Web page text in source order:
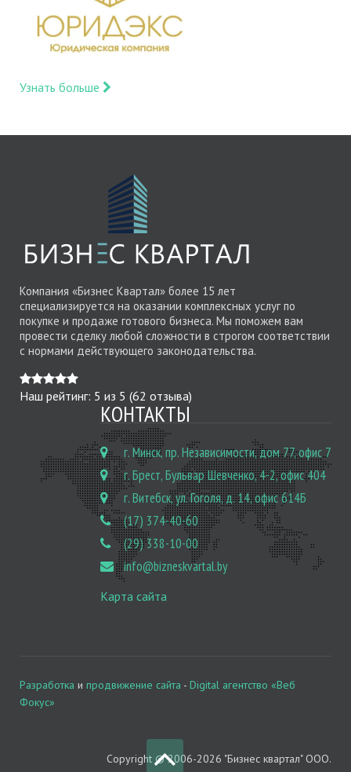
Узнать больше
Компания «Бизнес Квартал» более 15 лет
специализируется на оказании комплексных услуг по
покупке и продаже готового бизнеса. Мы поможем вам
провести сделку любой сложности в строгом соответствии
с нормами действующего законодательства.
Наш рейтинг: 5 из 5 (62 отзыва)
КОНТАКТЫ
г. Минск, пр. Независимости, дом 77, офис 7
г. Брест, Бульвар Шевченко, 4-2, офис 404
г. Витебск, ул. Гоголя, д. 14, офис 614Б
(17) 374-40-60
(29) 338-10-00
info@bizneskvartal.by
Карта сайта
Разработка и продвижение сайта - Digital агентство «Веб
Фокус»
Copyright © 2006-2026 "Бизнес квартал" ООО.